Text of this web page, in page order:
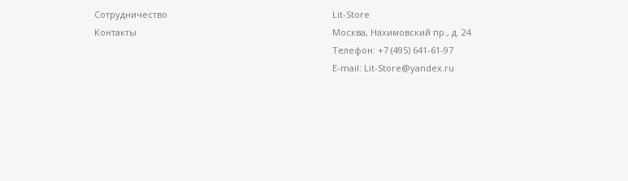
Сотрудничество
Контакты
Lit-Store
Москва, Нахимовский пр., д. 24
Телефон: +7 (495) 641-61-97
E-mail: Lit-Store@yandex.ru